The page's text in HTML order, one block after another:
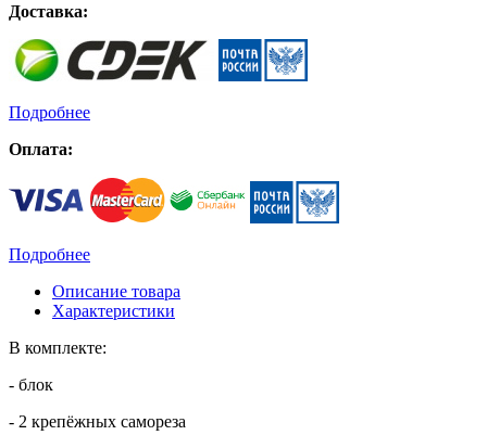
Доставка:
Подробнее
Оплата:
Подробнее
Описание товара
Характеристики
В комплекте:
- блок
- 2 крепёжных самореза